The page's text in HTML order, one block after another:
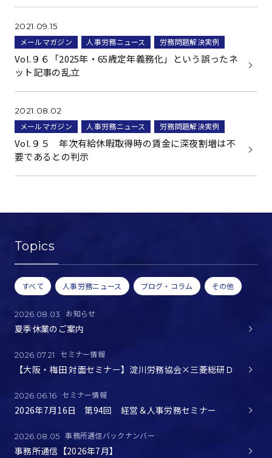
Topics
すべて 人事労務ニュース ブログ・コラム その他
2026.08.03 お知らせ
夏季休業のご案内
2026.07.21 セミナー情報
【大阪・梅田 対面セミナー】淀川労務協会×三菱総研Ｄ
2026.06.16 セミナー情報
2026年7月16日 第94回 経営＆人事労務セミナー
2026.08.05 事務所通信バックナンバー
事務所通信【2026年7月】
2021.09.15
メールマガジン 人事労務ニュース 労務問題解決実例
Vol.９６「2025年・65歳定年義務化」という誤ったネ
ット記事の乱立
2021.08.02
メールマガジン 人事労務ニュース 労務問題解決実例
Vol.９５ 年次有給休暇取得時の賃金に深夜割増は不
要であるとの判示